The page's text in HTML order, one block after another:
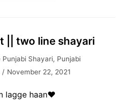
|| two line shayari
Punjabi Shayari, Punjabi
November 22, 2021
lagge haan♥